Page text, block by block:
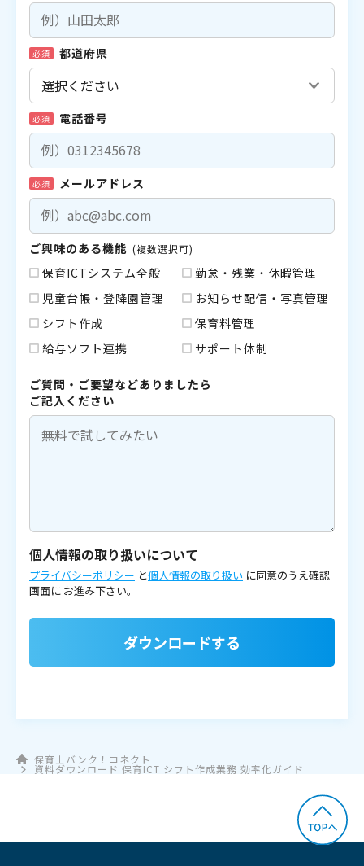
必須 都道府県
必須 電話番号
必須 メールアドレス
ご興味のある機能 (複数選択可)
保育ICTシステム全般
勤怠・残業・休暇管理
児童台帳・登降園管理
お知らせ配信・写真管理
シフト作成
保育料管理
給与ソフト連携
サポート体制
ご質問・ご要望などありましたら
ご記入ください
個人情報の取り扱いについて
プライバシーポリシー と個人情報の取り扱い に同意のうえ確認
画面に お進み下さい。
ダウンロードする
保育士バンク！コネクト
資料ダウンロード 保育ICT シフト作成業務 効率化ガイド